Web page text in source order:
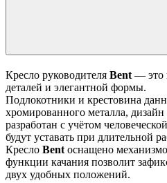
Кресло руководителя Bent — это
деталей и элегантной формы.
Подлокотники и крестовина
хромированного металла,
разработан с учётом
будут уставать при длительной
Кресло Bent оснащено
функции качания позволит
двух удобных положений.